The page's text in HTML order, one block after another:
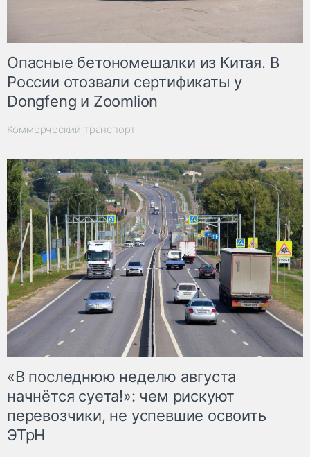
Опасные бетономешалки из Китая. В
России отозвали сертификаты у
Dongfeng и Zoomlion
Коммерческий транспорт
«В последнюю неделю августа
начнётся суета!»: чем рискуют
перевозчики, не успевшие освоить
ЭТрН